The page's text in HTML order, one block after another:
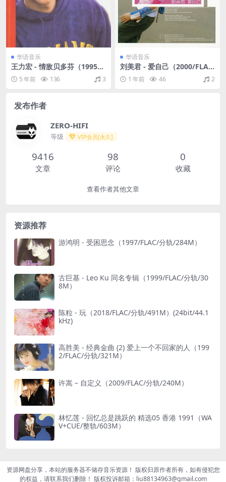
华语音乐
王力宏 - 情敌贝多芬（1995/
WAV/分轨/467M）
5 年前 136 3
华语音乐
刘美君 - 爱自己（2000/FLA
C/分轨/289M）
1 年前 46 2
发布作者
ZERO-HIFI
等级 VIP会员[永久]
9416
文章
98
评论
0
收藏
查看作者其他文章
资源推荐
游鸿明 - 受困思念（1997/FLAC/分轨/284M）
古巨基 - Leo Ku 同名专辑（1999/FLAC/分轨/30
8M）
陈粒 - 玩（2018/FLAC/分轨/491M）(24bit/44.1
kHz)
高胜美 - 经典金曲 (2) 爱上一个不回家的人（199
2/FLAC/分轨/321M）
许嵩 – 自定义（2009/FLAC/分轨/240M）
林忆莲 - 回忆总是跳跃的 精选05 香港 1991（WA
V+CUE/整轨/603M）
资源网盘分享，本站的服务器不储存音乐资源！ 版权归原作者所有，如有侵犯您
的权益，请联系我们删除！ 版权投诉邮箱：liu88134963@gmail.com